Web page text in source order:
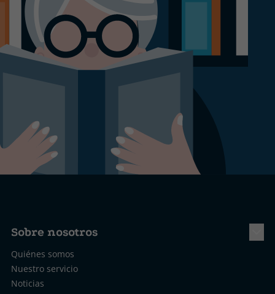
Sobre nosotros
Quiénes somos
Nuestro servicio
Noticias